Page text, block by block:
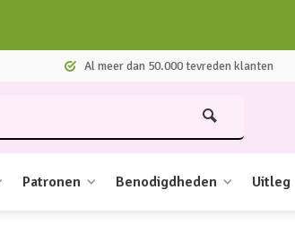
Al meer dan 50.000 tevreden klanten
Patronen Benodigdheden Uitleg